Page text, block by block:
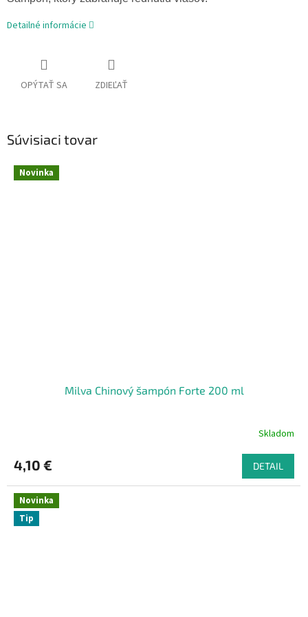
Detailné informácie
OPÝTAŤ SA ZDIEĽAŤ
Súvisiaci tovar
Novinka
Milva Chinový šampón Forte 200 ml
Skladom
4,10 € DETAIL
Novinka
Tip